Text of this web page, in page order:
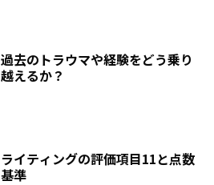
過去のトラウマや経験をどう乗り
越えるか？
ライティングの評価項目11と点数
基準